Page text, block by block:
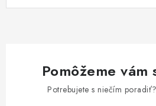
Pomôžeme vám
Potrebujete s niečím